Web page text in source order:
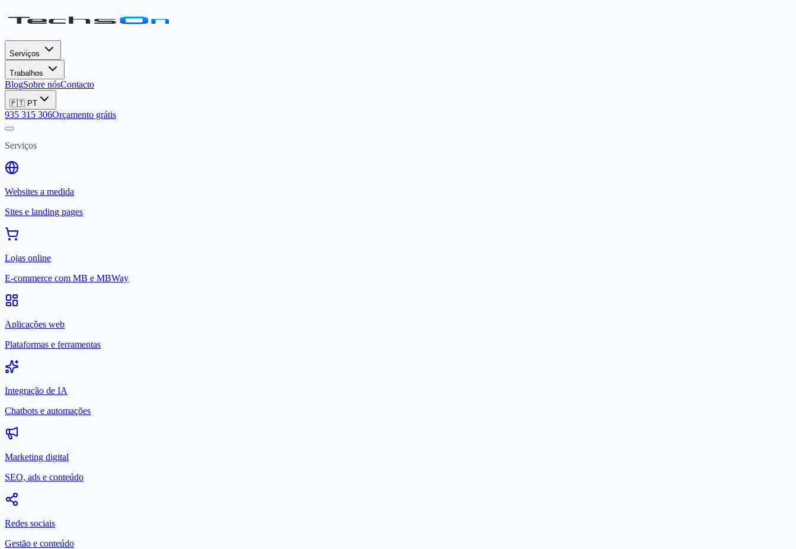
Serviços
Trabalhos
BlogSobre nósContacto
🇵🇹 PT
935 315 306Orçamento grátis
Serviços
Websites a medida
Sites e landing pages
Lojas online
E-commerce com MB e MBWay
Aplicações web
Plataformas e ferramentas
Integração de IA
Chatbots e automações
Marketing digital
SEO, ads e conteúdo
Redes sociais
Gestão e conteúdo